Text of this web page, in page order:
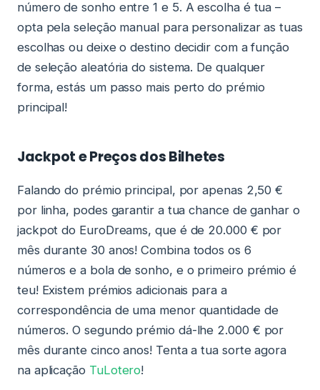
número de sonho entre 1 e 5. A escolha é tua –
opta pela seleção manual para personalizar as tuas
escolhas ou deixe o destino decidir com a função
de seleção aleatória do sistema. De qualquer
forma, estás um passo mais perto do prémio
principal!
Jackpot e Preços dos Bilhetes
Falando do prémio principal, por apenas 2,50 €
por linha, podes garantir a tua chance de ganhar o
jackpot do EuroDreams, que é de 20.000 € por
mês durante 30 anos! Combina todos os 6
números e a bola de sonho, e o primeiro prémio é
teu! Existem prémios adicionais para a
correspondência de uma menor quantidade de
números. O segundo prémio dá-lhe 2.000 € por
mês durante cinco anos! Tenta a tua sorte agora
na aplicação TuLotero!